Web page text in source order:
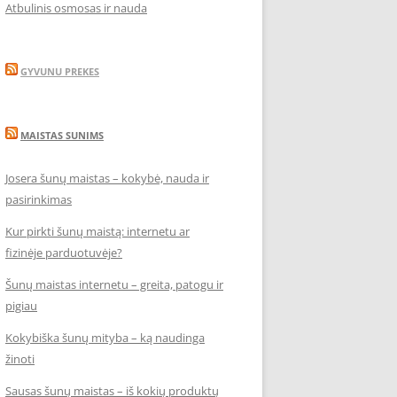
Atbulinis osmosas ir nauda
GYVUNU PREKES
MAISTAS SUNIMS
Josera šunų maistas – kokybė, nauda ir
pasirinkimas
Kur pirkti šunų maistą: internetu ar
fizinėje parduotuvėje?
Šunų maistas internetu – greita, patogu ir
pigiau
Kokybiška šunų mityba – ką naudinga
žinoti
Sausas šunų maistas – iš kokių produktų